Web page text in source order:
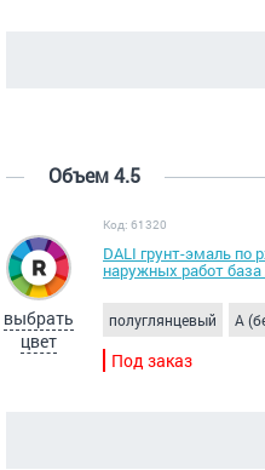
Объем 4.5
выбрать
цвет
Код: 61320
DALI грунт-эмаль по
наружных работ база
полуглянцевый A
Под заказ